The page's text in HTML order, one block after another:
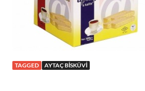
TAGGED AYTAÇ BISKÜVI